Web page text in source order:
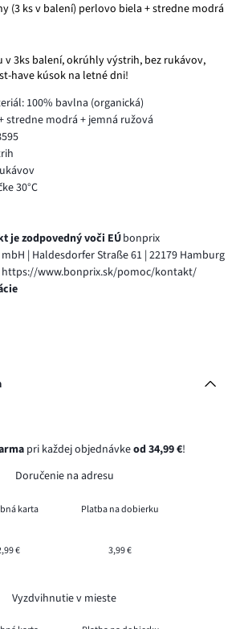
(3 ks v balení) perlovo biela + stredne modrá
3ks balení, okrúhly výstrih, bez rukávov,
have kúsok na letné dni!
100% bavlna (organická)
stredne modrá + jemná ružová
30°C
je zodpovedný voči EÚbonprix
| Haldesdorfer Straße 61 | 22179 Hamburg
https://www.bonprix.sk/pomoc/kontakt/
pri každej objednávkeod 34,99 €!
Doručenie na adresu
karta Platba na dobierku
€ 3,99 €
Vyzdvihnutie v mieste